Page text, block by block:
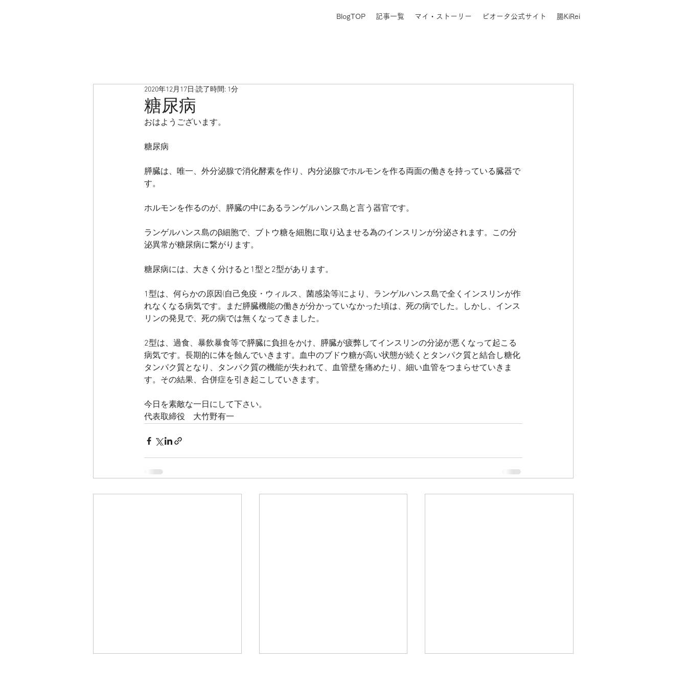
BlogTOP 記事一覧 マイ・ストーリー ビオータ公式サイト 腸KiRei
糖尿病
2020年12月17日 読了時間: 1分
おはようございます。
糖尿病
膵臓は、唯一、外分泌腺で消化酵素を作り、内分泌腺でホルモンを作る両面の働きを持っている臓器で
す。
ホルモンを作るのが、膵臓の中にあるランゲルハンス島と言う器官です。
ランゲルハンス島のβ細胞で、ブトウ糖を細胞に取り込ませる為のインスリンが分泌されます。この分
泌異常が糖尿病に繋がります。
糖尿病には、大きく分けると1型と2型があります。
1型は、何らかの原因(自己免疫・ウィルス、菌感染等)により、ランゲルハンス島で全くインスリンが作
れなくなる病気です。まだ膵臓機能の働きが分かっていなかった頃は、死の病でした。しかし、インス
リンの発見で、死の病では無くなってきました。
2型は、過食、暴飲暴食等で膵臓に負担をかけ、膵臓が疲弊してインスリンの分泌が悪くなって起こる
病気です。長期的に体を蝕んでいきます。血中のブドウ糖が高い状態が続くとタンパク質と結合し糖化
タンパク質となり、タンパク質の機能が失われて、血管壁を痛めたり、細い血管をつまらせていきま
す。その結果、合併症を引き起こしていきます。
今日を素敵な一日にして下さい。
代表取締役　大竹野有一